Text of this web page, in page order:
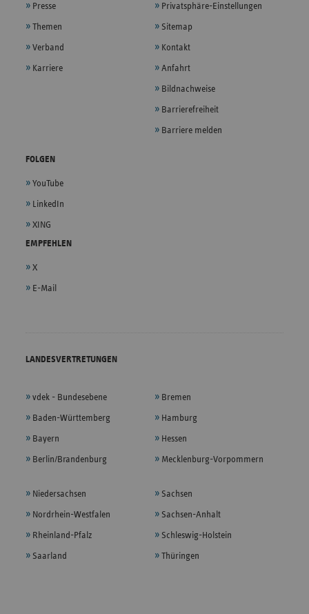
Presse
Themen
Verband
Karriere
Privatsphäre-Einstellungen
Sitemap
Kontakt
Anfahrt
Bildnachweise
Barrierefreiheit
Barriere melden
FOLGEN
YouTube
LinkedIn
XING
EMPFEHLEN
X
E-Mail
LANDESVERTRETUNGEN
vdek - Bundesebene
Baden-Württemberg
Bayern
Berlin/Brandenburg
Bremen
Hamburg
Hessen
Mecklenburg-Vorpommern
Niedersachsen
Nordrhein-Westfalen
Rheinland-Pfalz
Saarland
Sachsen
Sachsen-Anhalt
Schleswig-Holstein
Thüringen